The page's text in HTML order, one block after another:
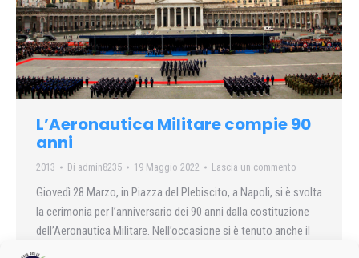
L’Aeronautica Militare compie 90
anni
2013 Di admin8235 19 Maggio 2022 Lascia un commento
Giovedì 28 Marzo, in Piazza del Plebiscito, a Napoli, si è svolta
la cerimonia per l’anniversario dei 90 anni dalla costituzione
dell’Aeronautica Militare. Nell’occasione si è tenuto anche il
giuramento e il battesimo del corso “Pegaso V”